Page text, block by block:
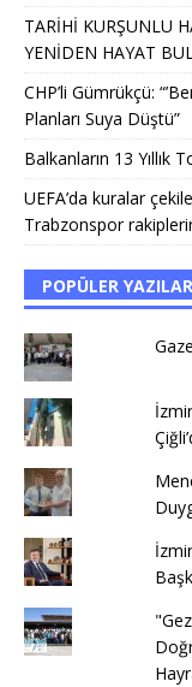
TARİHİ KURŞUNLU
YENİDEN HAYAT
CHP’li Gümrükçü:
Planları Suya Düştü”
Balkanların 13 Yıllık
UEFA’da kuralar
Trabzonspor
POPÜLER YAZILAR